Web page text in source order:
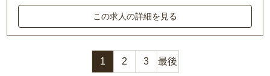
この求人の詳細を見る
1 2 3 最後